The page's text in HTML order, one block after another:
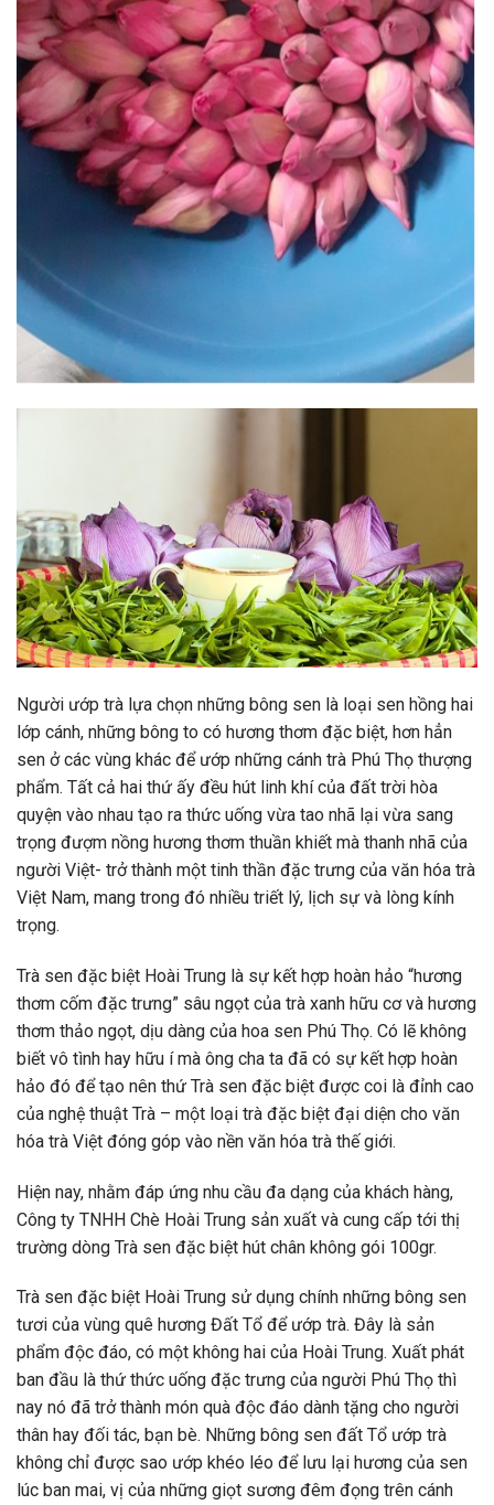
Người ướp trà lựa chọn những bông sen là loại sen hồng hai
lớp cánh, những bông to có hương thơm đặc biệt, hơn hẳn
sen ở các vùng khác để ướp những cánh trà Phú Thọ thượng
phẩm. Tất cả hai thứ ấy đều hút linh khí của đất trời hòa
quyện vào nhau tạo ra thức uống vừa tao nhã lại vừa sang
trọng đượm nồng hương thơm thuần khiết mà thanh nhã của
người Việt- trở thành một tinh thần đặc trưng của văn hóa trà
Việt Nam, mang trong đó nhiều triết lý, lịch sự và lòng kính
trọng.
Trà sen đặc biệt Hoài Trung là sự kết hợp hoàn hảo “hương
thơm cốm đặc trưng” sâu ngọt của trà xanh hữu cơ và hương
thơm thảo ngọt, dịu dàng của hoa sen Phú Thọ. Có lẽ không
biết vô tình hay hữu í mà ông cha ta đã có sự kết hợp hoàn
hảo đó để tạo nên thứ Trà sen đặc biệt được coi là đỉnh cao
của nghệ thuật Trà – một loại trà đặc biệt đại diện cho văn
hóa trà Việt đóng góp vào nền văn hóa trà thế giới.
Hiện nay, nhằm đáp ứng nhu cầu đa dạng của khách hàng,
Công ty TNHH Chè Hoài Trung sản xuất và cung cấp tới thị
trường dòng Trà sen đặc biệt hút chân không gói 100gr.
Trà sen đặc biệt Hoài Trung sử dụng chính những bông sen
tươi của vùng quê hương Đất Tổ để ướp trà. Đây là sản
phẩm độc đáo, có một không hai của Hoài Trung. Xuất phát
ban đầu là thứ thức uống đặc trưng của người Phú Thọ thì
nay nó đã trở thành món quà độc đáo dành tặng cho người
thân hay đối tác, bạn bè. Những bông sen đất Tổ ướp trà
không chỉ được sao ướp khéo léo để lưu lại hương của sen
lúc ban mai, vị của những giọt sương đêm đọng trên cánh